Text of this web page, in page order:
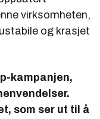
virksomheten,
og krasjet
kampanjen,
som ser ut til å